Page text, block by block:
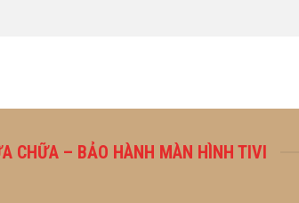
CHỮA – BẢO HÀNH MÀN HÌNH TIVI